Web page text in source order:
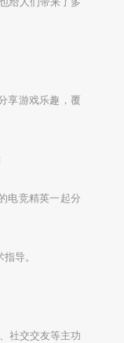
享游戏乐趣，覆
电竞精英一起分
导。
社交交友等主功